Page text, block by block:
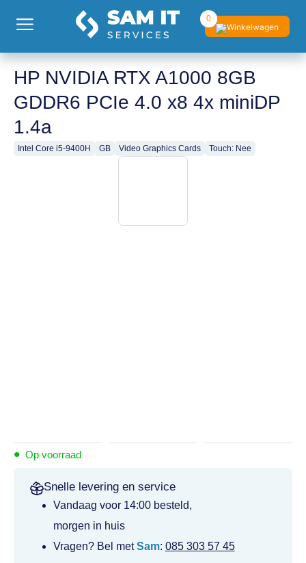
0
HP NVIDIA RTX A1000 8GB
GDDR6 PCIe 4.0 x8 4x miniDP
1.4a
Intel Core i5-9400H GB Video Graphics Cards Touch: Nee
• Op voorraad
Snelle levering en service
Vandaag voor 14:00 besteld,
morgen in huis
Vragen? Bel metSam: 085 303 57 45